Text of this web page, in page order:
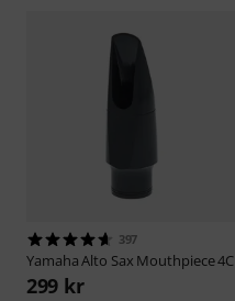
397
YamahaAlto Sax Mouthpiece 4C
299 kr